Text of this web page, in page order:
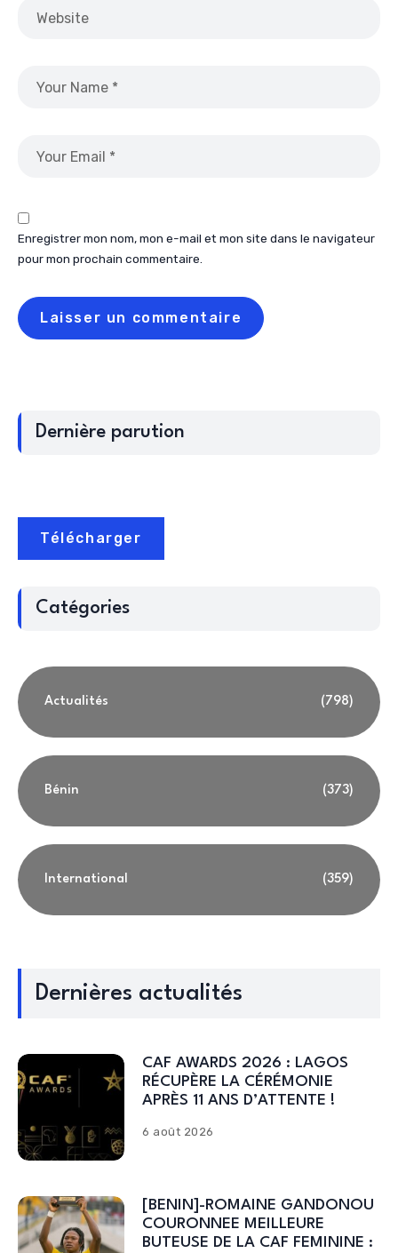
Enregistrer mon nom, mon e-mail et mon site dans le navigateur
pour mon prochain commentaire.
Dernière parution
Télécharger
Catégories
Actualités (798)
Bénin (373)
International (359)
Dernières actualités
CAF AWARDS 2026 : LAGOS
RÉCUPÈRE LA CÉRÉMONIE
APRÈS 11 ANS D’ATTENTE !
6 août 2026
[BENIN]-ROMAINE GANDONOU
COURONNEE MEILLEURE
BUTEUSE DE LA CAF FEMININE :